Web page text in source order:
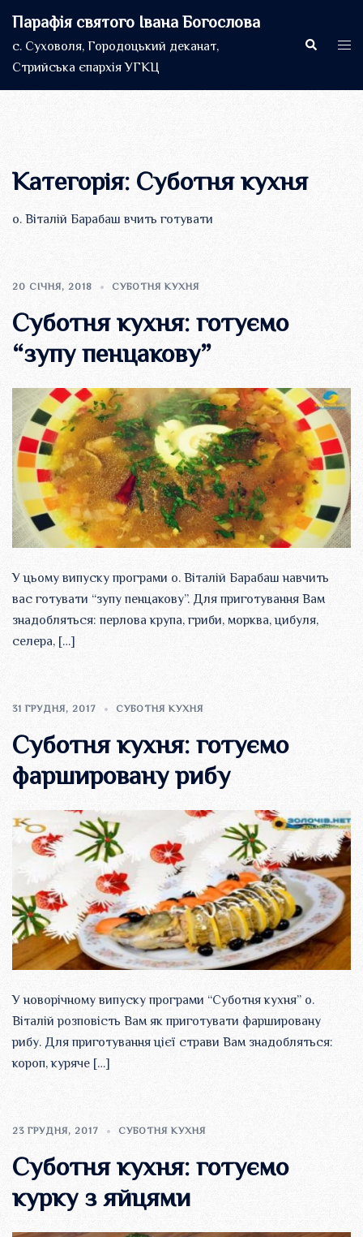
до
вмісту
Парафія святого Івана Богослова
с. Суховоля, Городоцький деканат,
Стрийська єпархія УГКЦ
Пошук
Категорія: Суботня кухня
о. Віталій Барабаш вчить готувати
20 СІЧНЯ, 2018 СУБОТНЯ КУХНЯ
Суботня кухня: готуємо
“зупу пенцакову”
У цьому випуску програми о. Віталій Барабаш навчить
вас готувати “зупу пенцакову”. Для приготування Вам
знадобляться: перлова крупа, гриби, морква, цибуля,
селера, […]
31 ГРУДНЯ, 2017 СУБОТНЯ КУХНЯ
Суботня кухня: готуємо
фаршировану рибу
У новорічному випуску програми “Суботня кухня” о.
Віталій розповість Вам як приготувати фаршировану
рибу. Для приготування цієї страви Вам знадобляться:
короп, куряче […]
23 ГРУДНЯ, 2017 СУБОТНЯ КУХНЯ
Суботня кухня: готуємо
курку з яйцями